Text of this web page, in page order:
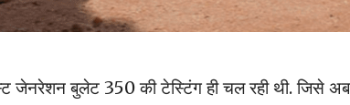
जेनरेशन बुलेट 350 की टेस्टिंग ही चल रही थी. जिसे